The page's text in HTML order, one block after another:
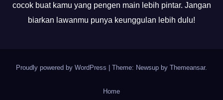
cocok buat kamu yang pengen main lebih pintar. Jangan
biarkan lawanmu punya keunggulan lebih dulu!
Proudly powered by WordPress | Theme: Newsup by Themeansar.
Home